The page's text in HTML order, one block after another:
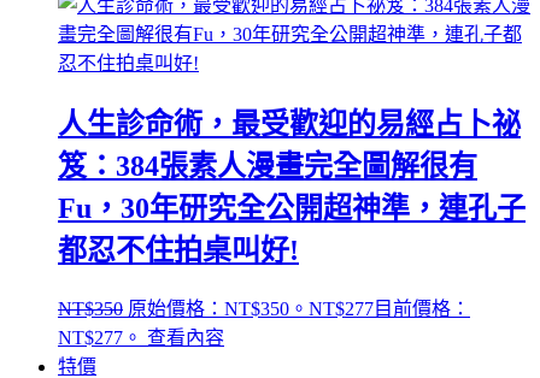
人生診命術，最受歡迎的易經占卜祕
笈：384張素人漫畫完全圖解很有
Fu，30年研究全公開超神準，連孔子
都忍不住拍桌叫好!
NT$350 原始價格：NT$350。 NT$277目前價格：
NT$277。 查看內容
特價